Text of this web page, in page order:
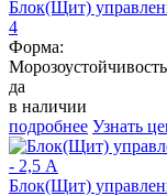
Блок(Щит)
4
Форма:
да
в наличии
подробнее Узнать
Блок(Щит)